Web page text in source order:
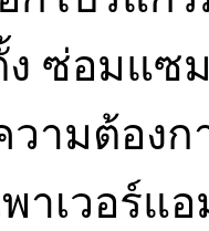
ซ่อมแซ
ามต้อง
าเวอร์แ